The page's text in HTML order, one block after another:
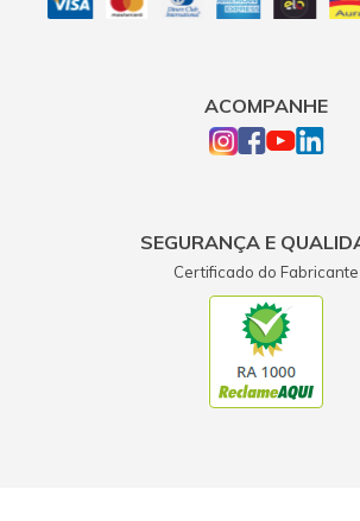
ACOMPANHE
SEGURANÇA E
Certificado do Fabricante